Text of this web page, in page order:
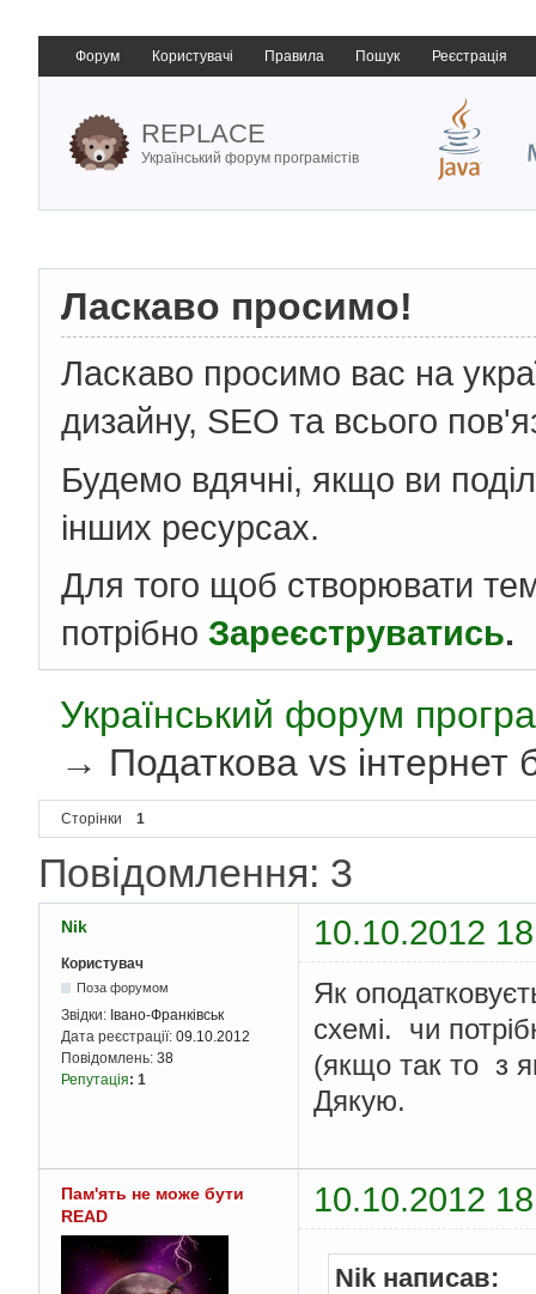
Форум Користувачі Правила Пошук Реєстрація
REPLACE
Український форум програмістів
Ласкаво просимо!
Ласкаво просимо вас на
дизайну, SEO та всього
Будемо вдячні, якщо ви
інших ресурсах.
Для того щоб створювати
потрібно Зареєструватись.
Український форум
→ Податкова vs інтернет
Сторінки 1
Повідомлення: 3
Nik 10.10.2012
Користувач
Поза форумом
Звідки: Івано-Франківськ
Дата реєстрації: 09.10.2012
Повідомлень: 38
Репутація: 1
Як
схемі. чи
(якщо так то з
Дякую.
Пам'ять не може бути
READ
10.10.2012
Nik написав: